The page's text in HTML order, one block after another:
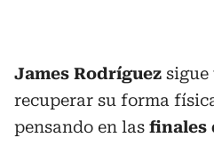
James Rodríguez sigue
recuperar su forma
pensando en las finales